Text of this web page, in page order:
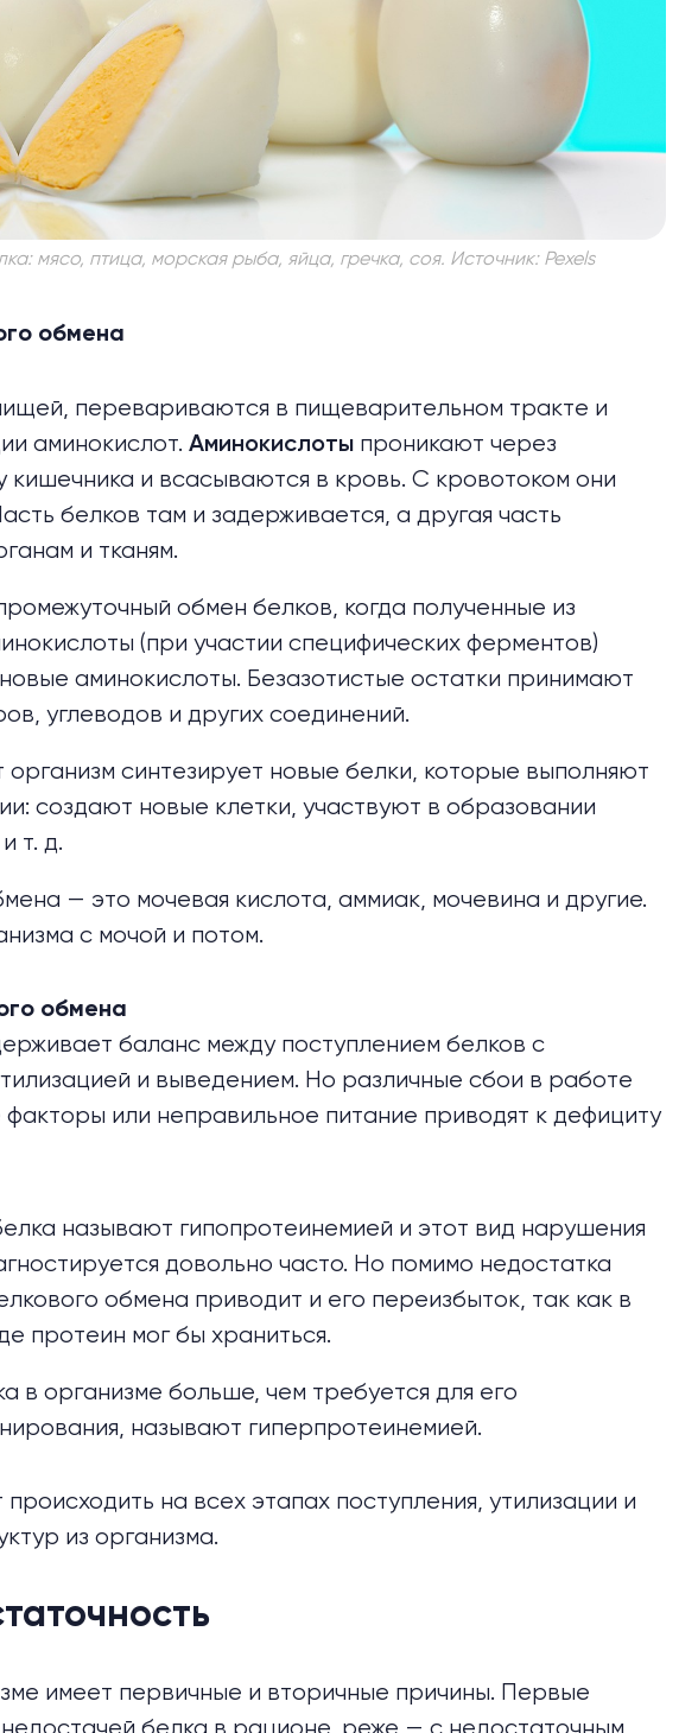
мясо, птица, морская рыба, яйца, гречка, соя. Источник: Pexels
обмена
перевариваются в пищеварительном тракте и
аминокислот. Аминокислоты проникают через
кишеч­ника и всасываются в кровь. С кровотоком они
белков там и задерживается, а другая часть
и тканям.
обмен белков, когда полученные из
(при участии специфических ферментов)
аминокислоты. Безазотис­тые остатки принимают
углеводов и других соединений.
организм синтезирует новые белки, которые выполняют
создают новые клетки, участвуют в образовании
т. д.
— это мочевая кислота, аммиак, мочевина и другие.
с мочой и потом.
обмена
баланс между поступлением белков с
и выведением. Но различные сбои в работе
факторы или неправильное питание приводят к дефициту
называют гипопротеинемией и этот вид нарушения
довольно часто. Но помимо недостатка
обмена приводит и его переизбыток, так как в
протеин мог бы храниться.
в организме больше, чем требуется для его
называют гиперпротеинемией.
на всех этапах поступления, утилизации и
из организма.
имеет первичные и вторичные причины. Первые